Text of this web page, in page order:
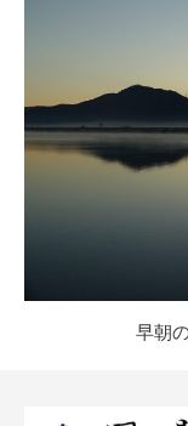
早朝